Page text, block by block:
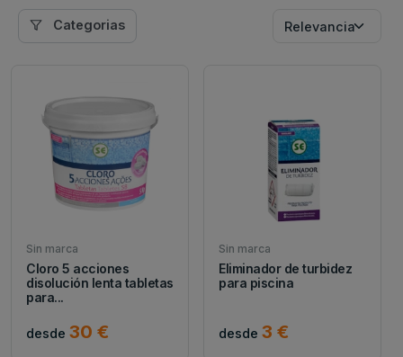
Categorias
Sin marca
Cloro 5 acciones
disolución lenta tabletas
para...
desde 30 €
Sin marca
Eliminador de turbidez
para piscina
desde 3 €